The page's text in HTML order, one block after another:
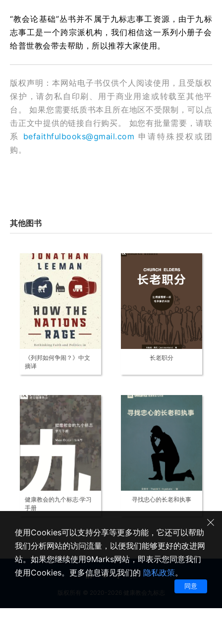
“教会论基础”丛书并不属于九标志事工资源，由于九标
志事工是一个跨宗派机构，我们相信这一系列小册子会
给普世教会带去帮助，所以推荐大家使用。
版权声明：本网站电子书仅供个人阅读使用，且受版权
保护，请勿私自印刷、用于商业用途或转载至其他平
台。 如果您需要纸质书本且所在地区不受限制，可以点
击正文中提供的链接自行购买。 如您有批量需要，请联
系 befaithfulbooks@gmail.com 申请特殊授权或团
购。
其他图书
《列邦如何争闹？》中文
摘译
长老职分
健康教会的九个标志·学习
手册
寻找忠心的长老和执事
版权所有 © 2020-2026 健康教会九标志
使用Cookies可以支持分享等更多功能，它还可以帮助
我们分析网站的访问流量，以便我们能够更好的改进网
站。如果您继续使用9Marks网站，即表示您同意我们
使用Cookies。更多信息请见我们的 隐私政策。
同意